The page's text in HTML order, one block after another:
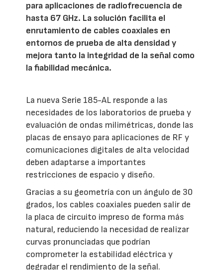
para aplicaciones de radiofrecuencia de
hasta 67 GHz. La solución facilita el
enrutamiento de cables coaxiales en
entornos de prueba de alta densidad y
mejora tanto la integridad de la señal como
la fiabilidad mecánica.
La nueva Serie 185-AL responde a las
necesidades de los laboratorios de prueba y
evaluación de ondas milimétricas, donde las
placas de ensayo para aplicaciones de RF y
comunicaciones digitales de alta velocidad
deben adaptarse a importantes
restricciones de espacio y diseño.
Gracias a su geometría con un ángulo de 30
grados, los cables coaxiales pueden salir de
la placa de circuito impreso de forma más
natural, reduciendo la necesidad de realizar
curvas pronunciadas que podrían
comprometer la estabilidad eléctrica y
degradar el rendimiento de la señal.